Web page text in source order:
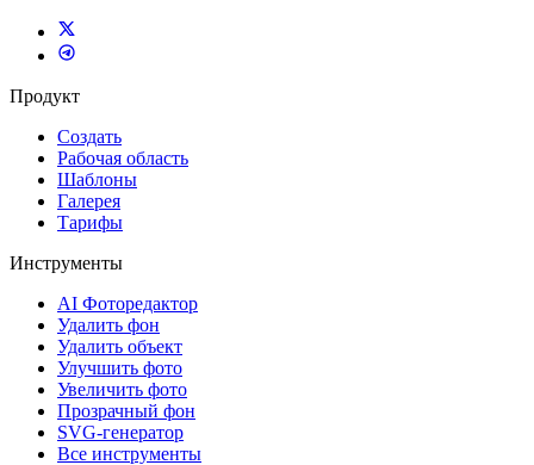
Продукт
Создать
Рабочая область
Шаблоны
Галерея
Тарифы
Инструменты
AI Фоторедактор
Удалить фон
Удалить объект
Улучшить фото
Увеличить фото
Прозрачный фон
SVG-генератор
Все инструменты